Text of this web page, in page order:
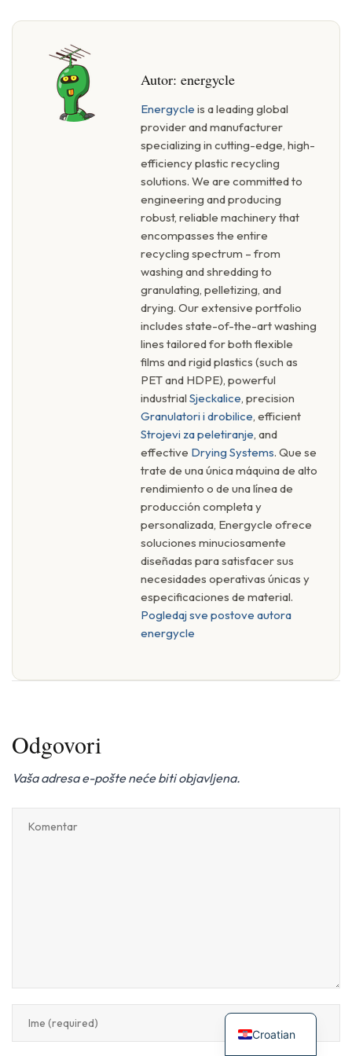
Autor: energycle
Energycle is a leading global
provider and manufacturer
specializing in cutting-edge, high-
efficiency plastic recycling
solutions. We are committed to
engineering and producing
robust, reliable machinery that
encompasses the entire
recycling spectrum – from
washing and shredding to
granulating, pelletizing, and
drying. Our extensive portfolio
includes state-of-the-art washing
lines tailored for both flexible
films and rigid plastics (such as
PET and HDPE), powerful
industrial Sjeckalice, precision
Granulatori i drobilice, efficient
Strojevi za peletiranje, and
effective Drying Systems. Que se
trate de una única máquina de alto
rendimiento o de una línea de
producción completa y
personalizada, Energycle ofrece
soluciones minuciosamente
diseñadas para satisfacer sus
necesidades operativas únicas y
especificaciones de material.
Pogledaj sve postove autora
energycle
Odgovori
Vaša adresa e-pošte neće biti objavljena.
Croatian